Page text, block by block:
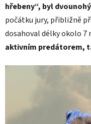
hřebeny“, byl
počátku jury, přibližně
dosahoval délky okolo 7
aktivním predátorem,